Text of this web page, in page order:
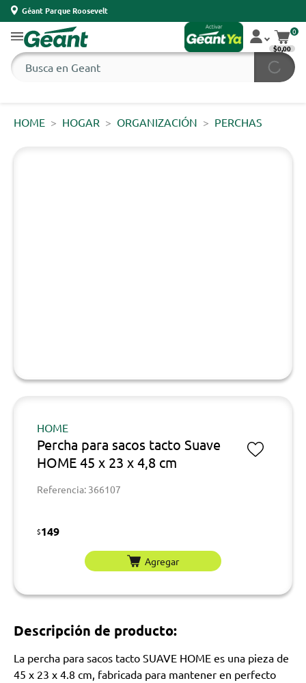
Géant Parque Roosevelt
0
$0,00
HOME HOGAR ORGANIZACIÓN PERCHAS
HOME
Percha para sacos tacto Suave
HOME 45 x 23 x 4,8 cm
Referencia: 366107
$149
Agregar
Descripción de producto:
La percha para sacos tacto SUAVE HOME es una pieza de
45 x 23 x 4.8 cm, fabricada para mantener en perfecto